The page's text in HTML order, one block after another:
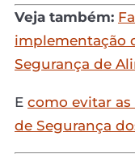
Veja também:
implementação
Segurança de
E como evitar as
de Segurança